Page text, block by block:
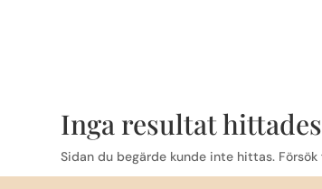
Inga resultat hittades
Sidan du begärde kunde inte hittas.